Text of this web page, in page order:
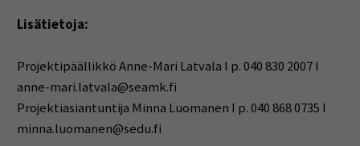
Lisätietoja:
Projektipäällikkö Anne-Mari Latvala I p. 040 830 2007 I
anne-mari.latvala@seamk.fi
Projektiasiantuntija Minna Luomanen I p. 040 868 0735 I
minna.luomanen@sedu.fi